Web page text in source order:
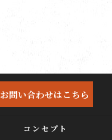
お問い合わせはこちら
コンセプト